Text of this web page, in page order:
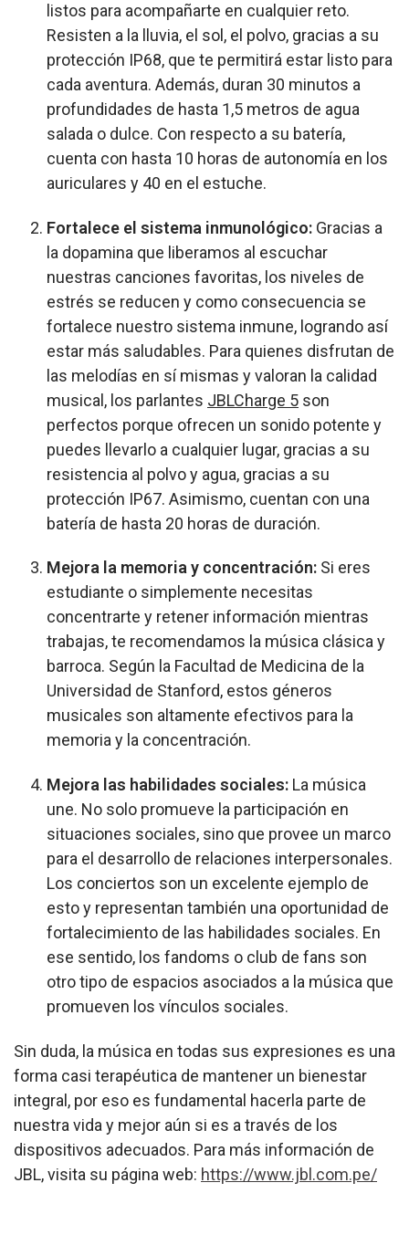
listos para acompañarte en cualquier reto.
Resisten a la lluvia, el sol, el polvo, gracias a su
protección IP68, que te permitirá estar listo para
cada aventura. Además, duran 30 minutos a
profundidades de hasta 1,5 metros de agua
salada o dulce. Con respecto a su batería,
cuenta con hasta 10 horas de autonomía en los
auriculares y 40 en el estuche.
Fortalece el sistema inmunológico: Gracias a
la dopamina que liberamos al escuchar
nuestras canciones favoritas, los niveles de
estrés se reducen y como consecuencia se
fortalece nuestro sistema inmune, logrando así
estar más saludables. Para quienes disfrutan de
las melodías en sí mismas y valoran la calidad
musical, los parlantes JBLCharge 5 son
perfectos porque ofrecen un sonido potente y
puedes llevarlo a cualquier lugar, gracias a su
resistencia al polvo y agua, gracias a su
protección IP67. Asimismo, cuentan con una
batería de hasta 20 horas de duración.
Mejora la memoria y concentración: Si eres
estudiante o simplemente necesitas
concentrarte y retener información mientras
trabajas, te recomendamos la música clásica y
barroca. Según la Facultad de Medicina de la
Universidad de Stanford, estos géneros
musicales son altamente efectivos para la
memoria y la concentración.
Mejora las habilidades sociales: La música
une. No solo promueve la participación en
situaciones sociales, sino que provee un marco
para el desarrollo de relaciones interpersonales.
Los conciertos son un excelente ejemplo de
esto y representan también una oportunidad de
fortalecimiento de las habilidades sociales. En
ese sentido, los fandoms o club de fans son
otro tipo de espacios asociados a la música que
promueven los vínculos sociales.
Sin duda, la música en todas sus expresiones es una
forma casi terapéutica de mantener un bienestar
integral, por eso es fundamental hacerla parte de
nuestra vida y mejor aún si es a través de los
dispositivos adecuados. Para más información de
JBL, visita su página web: https://www.jbl.com.pe/